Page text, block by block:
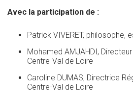
Avec la participation de :
Patrick VIVERET, philosophe,
Mohamed AMJAHDI, Directeur
Centre-Val de Loire
Caroline DUMAS, Directrice
Centre-Val de Loire